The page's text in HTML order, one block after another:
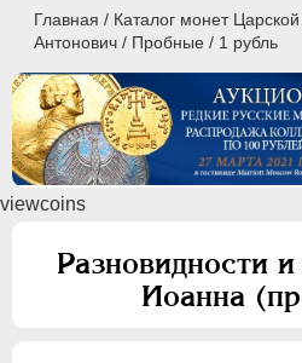
Главная / Каталог монет
Антонович / Пробные / 1 рубль
viewcoins
Разновидности
Иоанна
ПEТР I 1699 - 1725
ЕКАТЕРИНА I
АННА ИОАННОВНА 1730-
ИОАНН АНТОНОВИЧ 1740-